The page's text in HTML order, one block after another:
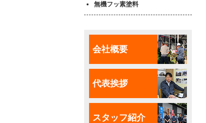
無機フッ素塗料
会社概要
代表挨拶
スタッフ紹介